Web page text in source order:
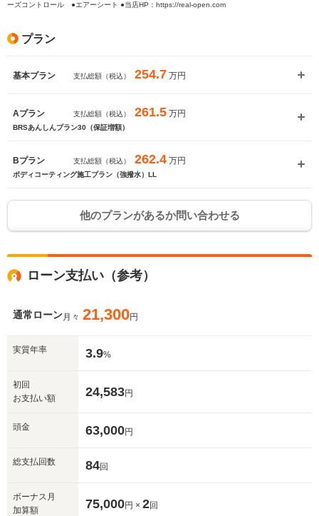
ーズコントロール ●エアーシート ●当店HP：https://real-open.com
プラン
基本プラン 支払総額（税込） 254.7 万円
Aプラン 支払総額（税込） 261.5 万円
BRSあんしんプラン30（保証増額）
Bプラン 支払総額（税込） 262.4 万円
ボディコーティング施工プラン（強撥水）LL
他のプランがあるか問い合わせる
ローン支払い（参考）
通常ローン月々 21,300円
実質年率 3.9%
初回
お支払い額
24,583円
頭金 63,000円
総支払回数 84回
ボーナス月
加算額
75,000円 × 2回
入力途中の情報を保存しますか？
※次回問い合わせをする際に自動入力されます
いいえ はい